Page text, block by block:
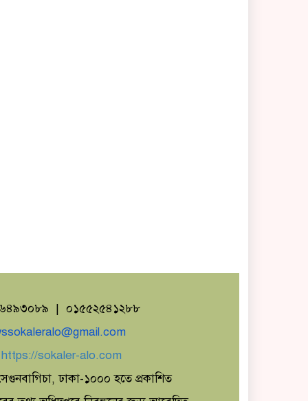
| ০১৫৫২৫৪১২৮৮
https://sokaler-alo.com
ঢাকা-১০০০ হতে প্রকাশিত